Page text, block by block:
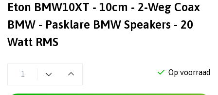
Eton BMW10XT - 10cm - 2-Weg Coax
BMW - Pasklare BMW Speakers - 20
Watt RMS
Op voorraad